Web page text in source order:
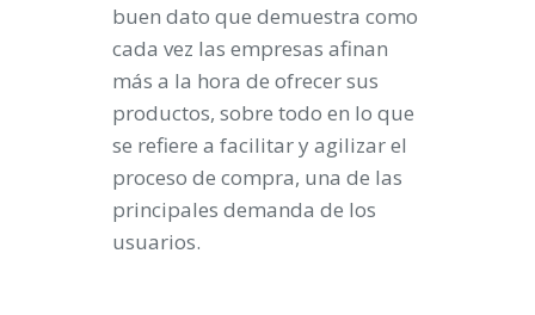
buen dato que demuestra como
cada vez las empresas afinan
más a la hora de ofrecer sus
productos, sobre todo en lo que
se refiere a facilitar y agilizar el
proceso de compra, una de las
principales demanda de los
usuarios.